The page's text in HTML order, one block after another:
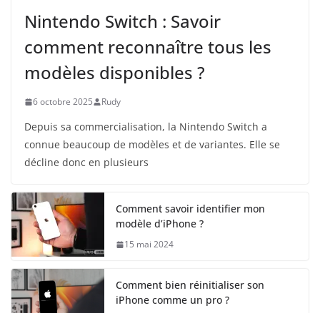
Nintendo Switch : Savoir
comment reconnaître tous les
modèles disponibles ?
6 octobre 2025 Rudy
Depuis sa commercialisation, la Nintendo Switch a
connue beaucoup de modèles et de variantes. Elle se
décline donc en plusieurs
Comment savoir identifier mon
modèle d’iPhone ?
15 mai 2024
Comment bien réinitialiser son
iPhone comme un pro ?